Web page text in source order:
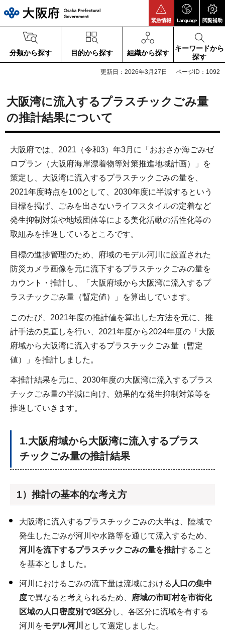
緊急情報 Language 閲覧補助
分類から探す 目的から探す 組織から探す
キーワードから
探す
更新日：2026年3月27日 ページID：1092
大阪湾に流入するプラスチックごみ量
の推計結果について
大阪府では、2021（令和3）年3月に「おおさか海ごみゼ
ロプラン（大阪府海岸漂着物等対策推進地域計画）」を
策定し、大阪湾に流入するプラスチックごみの量を、
2021年度時点を100として、2030年度に半減するという
目標を掲げ、ごみを出さないライフスタイルの定着など
発生抑制対策や地域団体等による美化活動の活性化等の
取組みを推進しているところです。
目標の進捗管理のため、府域のモデル河川に設置された
防災カメラ画像を元に流下するプラスチックごみの量を
カウント・推計し、「大阪府域から大阪湾に流入するプ
ラスチックごみ量（暫定値）」を算出しています。
このたび、2021年度の推計値を算出した方法を元に、推
計手法の見直しを行い、2021年度から2024年度の「大阪
府域から大阪湾に流入するプラスチックごみ量（暫定
値）」を推計しました。
本推計結果を元に、2030年度の大阪湾に流入するプラス
チックごみ量の半減に向け、効果的な発生抑制対策等を
推進していきます。
1.大阪府域から大阪湾に流入するプラス
チックごみ量の推計結果
1）推計の基本的な考え方
大阪湾に流入するプラスチックごみの大半は、陸域で
発生したごみが河川や水路等を通じて流入するため、
河川を流下するプラスチックごみの量を推計すること
を基本としました。
河川におけるごみの流下量は流域における 人口の集中
度で異なると考えられるため、
府域の市町村を市街化
区域の人口密度別で3区分し、各区分に流域を有する
河川をモデル河川 として選定しました。